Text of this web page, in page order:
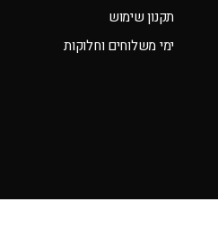
תקנון שימוש
ימי משלוחים וחלוקות